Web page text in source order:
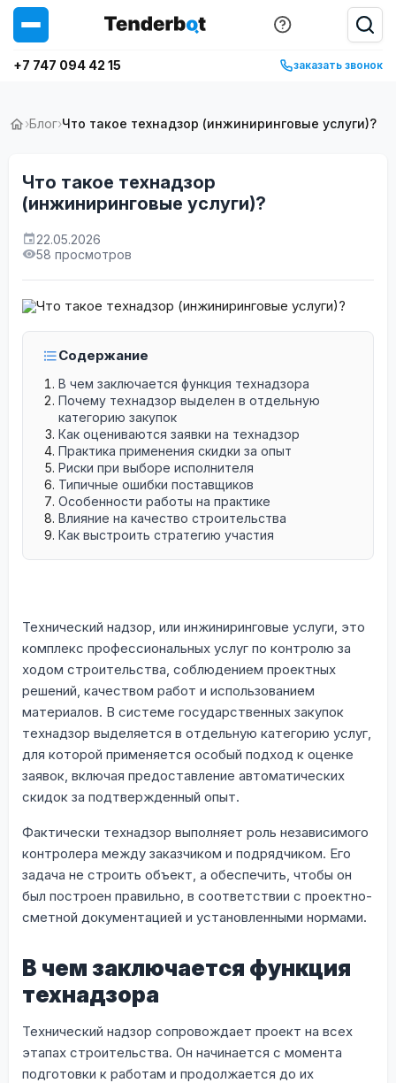
+7 747 094 42 15 заказать звонок
›Блог›Что такое технадзор (инжиниринговые услуги)?
Что такое технадзор
(инжиниринговые услуги)?
22.05.2026
58 просмотров
Содержание
В чем заключается функция технадзора
Почему технадзор выделен в отдельную
категорию закупок
Как оцениваются заявки на технадзор
Практика применения скидки за опыт
Риски при выборе исполнителя
Типичные ошибки поставщиков
Особенности работы на практике
Влияние на качество строительства
Как выстроить стратегию участия
Технический надзор, или инжиниринговые услуги, это
комплекс профессиональных услуг по контролю за
ходом строительства, соблюдением проектных
решений, качеством работ и использованием
материалов. В системе государственных закупок
технадзор выделяется в отдельную категорию услуг,
для которой применяется особый подход к оценке
заявок, включая предоставление автоматических
скидок за подтвержденный опыт.
Фактически технадзор выполняет роль независимого
контролера между заказчиком и подрядчиком. Его
задача не строить объект, а обеспечить, чтобы он
был построен правильно, в соответствии с проектно-
сметной документацией и установленными нормами.
В чем заключается функция
технадзора
Технический надзор сопровождает проект на всех
этапах строительства. Он начинается с момента
подготовки к работам и продолжается до их